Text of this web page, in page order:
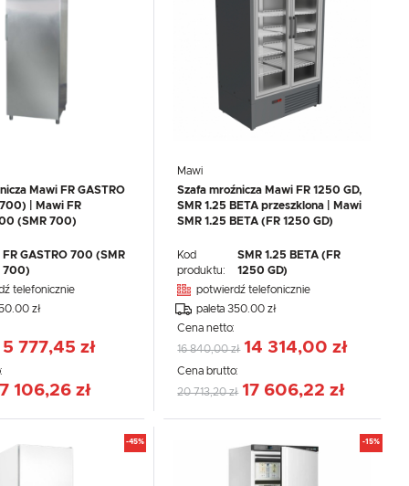
Mawi FR GASTRO
| Mawi FR
(SMR 700)
FR GASTRO 700 (SMR
700)
telefonicznie
zł
5 777,45 zł
7 106,26 zł
Mawi
Szafa mroźnicza Mawi FR 1250 GD,
SMR 1.25 BETA przeszklona | Mawi
SMR 1.25 BETA (FR 1250 GD)
Kod
produktu:
SMR 1.25 BETA (FR
1250 GD)
potwierdź telefonicznie
paleta 350.00 zł
Cena netto:
16 840,00 zł 14 314,00 zł
Cena brutto:
20 713,20 zł 17 606,22 zł
-45% -15%